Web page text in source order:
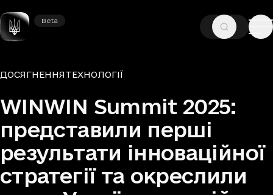
Beta
Beta
ГОЛОВНА—НОВИНИ—ДОСЯГНЕННЯ
Рубрики
ДОСЯГНЕННЯТЕХНОЛОГІЇ
WINWIN Summit 2025:
представили перші
результати інноваційної
стратегії та окреслили